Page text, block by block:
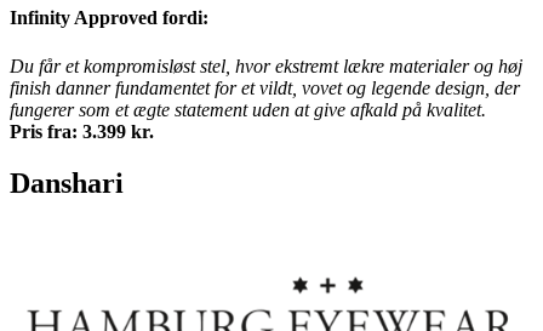
Infinity Approved fordi:
Du får et kompromisløst stel, hvor ekstremt lækre materialer og høj
finish danner fundamentet for et vildt, vovet og legende design, der
fungerer som et ægte statement uden at give afkald på kvalitet.
Pris fra: 3.399 kr.
Danshari